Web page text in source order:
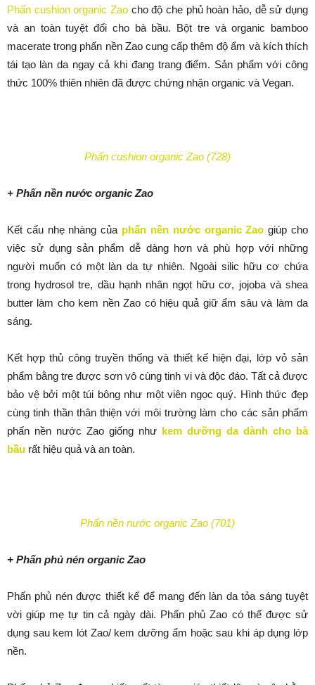
Phấn cushion organic Zao cho độ che phủ hoàn hảo, dễ sử dụng
và an toàn tuyệt đối cho bà bầu. Bột tre và organic bamboo
macerate trong phấn nền Zao cung cấp thêm độ ẩm và kích thích
tái tạo làn da ngay cả khi đang trang điểm. Sản phẩm với công
thức 100% thiên nhiên đã được chứng nhận organic và Vegan.
Phấn cushion organic Zao (728)
+ Phấn nền nước organic Zao
Kết cấu nhẹ nhàng của phấn nền nước organic Zao giúp cho
việc sử dụng sản phẩm dễ dàng hơn và phù hợp với những
người muốn có một làn da tự nhiên. Ngoài silic hữu cơ chứa
trong hydrosol tre, dầu hạnh nhân ngọt hữu cơ, jojoba và shea
butter làm cho kem nền Zao có hiệu quả giữ ẩm sâu và làm da
sáng.
Kết hợp thủ công truyền thống và thiết kế hiện đại, lớp vỏ sản
phẩm bằng tre được sơn vô cùng tinh vi và độc đáo. Tất cả được
bảo vệ bởi một túi bông như một viên ngọc quý. Hình thức đẹp
cùng tinh thần thân thiện với môi trường làm cho các sản phẩm
phấn nền nước Zao giống như kem dưỡng da dành cho bà
bầu rất hiệu quả và an toàn.
Phấn nền nước organic Zao (701)
+ Phấn phủ nén organic Zao
Phấn phủ nén được thiết kế để mang đến làn da tỏa sáng tuyệt
vời giúp mẹ tự tin cả ngày dài. Phấn phủ Zao có thể được sử
dụng sau kem lót Zao/ kem dưỡng ẩm hoặc sau khi áp dụng lớp
nền.